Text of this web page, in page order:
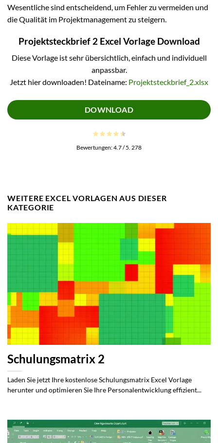
Wesentliche sind entscheidend, um Fehler zu vermeiden und
die Qualität im Projektmanagement zu steigern.
Projektsteckbrief 2 Excel Vorlage Download
Diese Vorlage ist sehr übersichtlich, einfach und individuell
anpassbar.
Jetzt hier downloaden! Dateiname: Projektsteckbrief_2.xlsx
DOWNLOAD
Bewertungen:4.7/ 5. 278
WEITERE EXCEL VORLAGEN AUS DIESER
KATEGORIE
Schulungsmatrix 2
Laden Sie jetzt Ihre kostenlose Schulungsmatrix Excel Vorlage
herunter und optimieren Sie Ihre Personalentwicklung effizient...